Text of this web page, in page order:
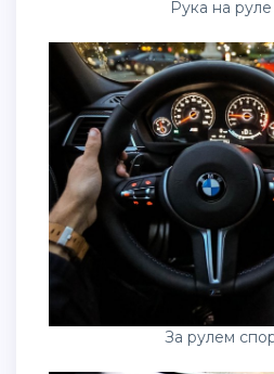
Рука на
За рулем